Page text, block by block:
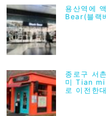
용산역에
Bear(블랙
종로구 서
미 Tian mi
로 이전한대